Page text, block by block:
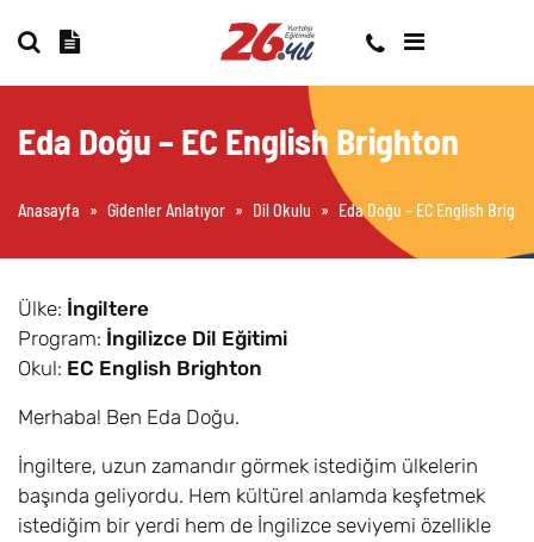
Eda Doğu – EC English Brighton
Anasayfa » Gidenler Anlatıyor » Dil Okulu » Eda Doğu – EC English
Ülke: İngiltere
Program: İngilizce Dil Eğitimi
Okul: EC English Brighton
Merhaba! Ben Eda Doğu.
İngiltere, uzun zamandır görmek istediğim ülkelerin
başında geliyordu. Hem kültürel anlamda keşfetmek
istediğim bir yerdi hem de İngilizce seviyemi özellikle